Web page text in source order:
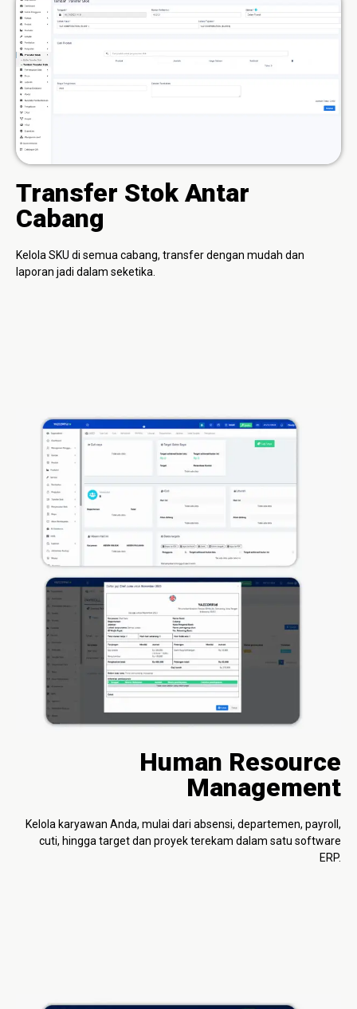
Transfer Stok Antar
Cabang
Kelola SKU di semua cabang, transfer dengan mudah dan
laporan jadi dalam seketika.
Human Resource
Management
Kelola karyawan Anda, mulai dari absensi, departemen, payroll,
cuti, hingga target dan proyek terekam dalam satu software
ERP.